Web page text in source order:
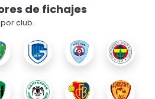
de fichajes
club.